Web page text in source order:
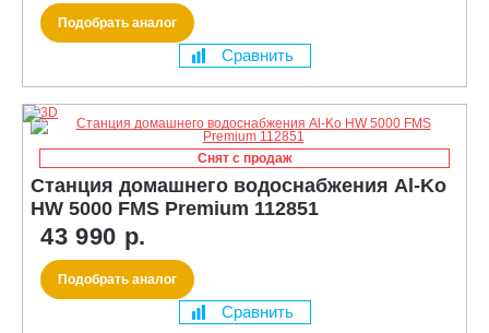
Подобрать аналог
Сравнить
Снят с продаж
Станция домашнего водоснабжения Al-Ko
HW 5000 FMS Premium 112851
43 990 р.
Подобрать аналог
Сравнить